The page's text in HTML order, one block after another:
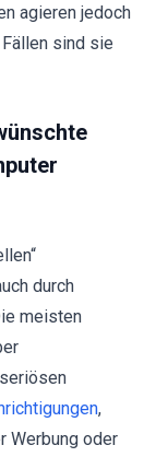
agieren jedoch
sind sie
durch
meisten
,
Werbung oder